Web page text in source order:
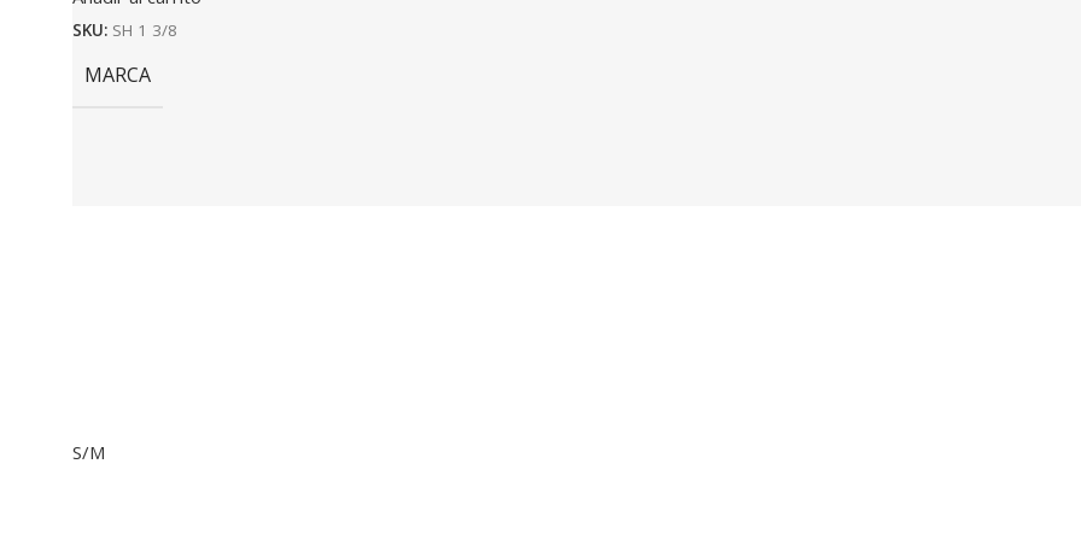
SKU: SH 1 3/8
MARCA
S/M